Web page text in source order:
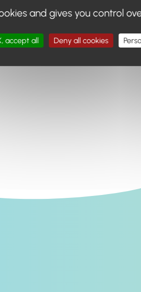
Retour à l'accueil
and gives you control
accept all Deny all cookies